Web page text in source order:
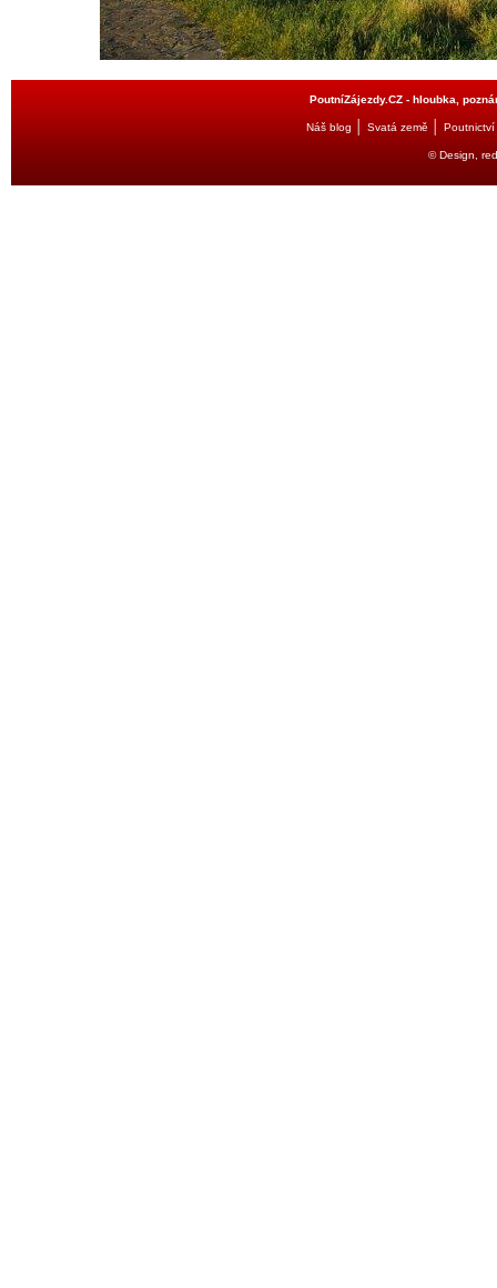
PoutníZájezdy.CZ - hloubka,
Náš blog Svatá země Poutnictví
© Design,